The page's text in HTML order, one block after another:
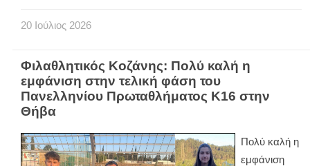
20 Ιούλιος 2026
Φιλαθλητικός Κοζάνης: Πολύ καλή η
εμφάνιση στην τελική φάση του
Πανελληνίου Πρωταθλήματος Κ16 στην
Θήβα
Πολύ καλή η
εμφάνιση